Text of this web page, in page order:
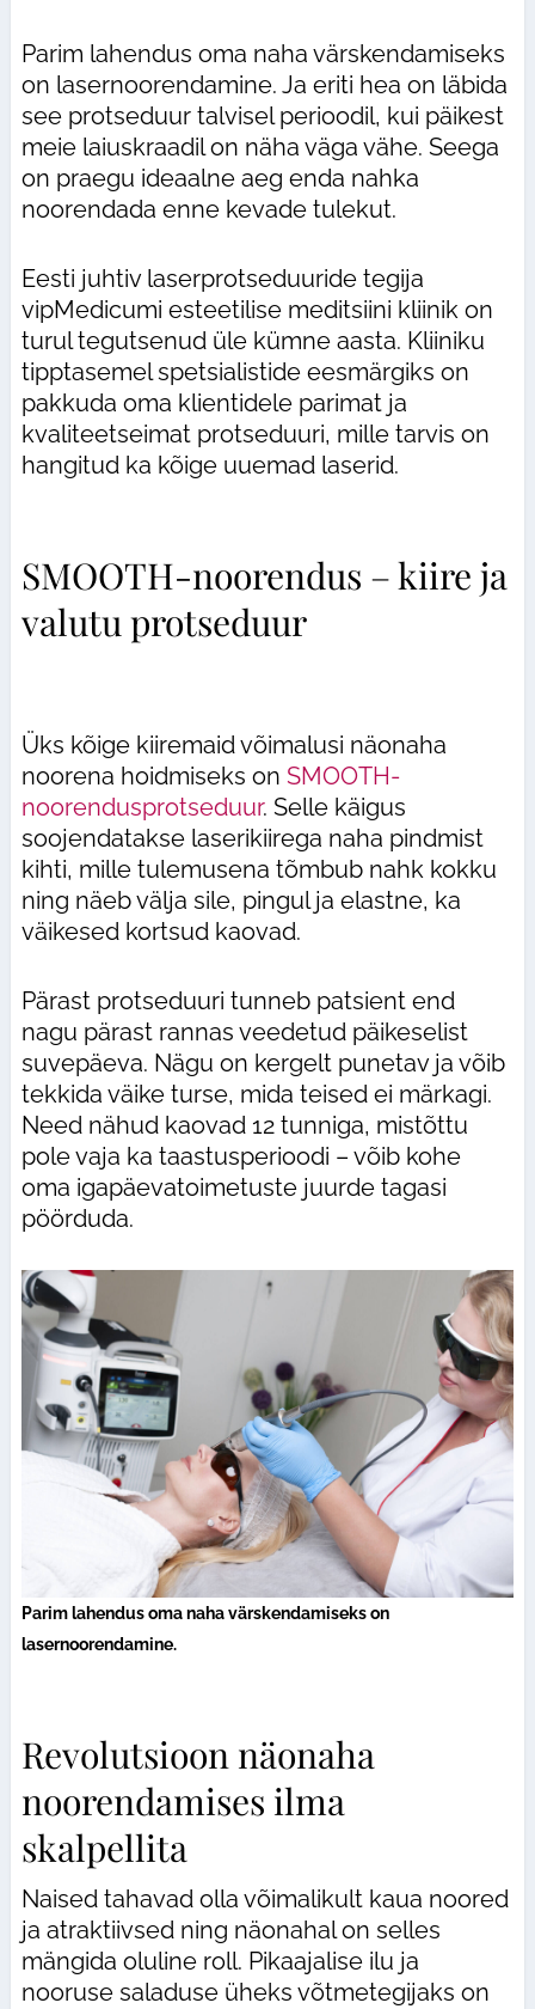
Parim lahendus oma naha värskendamiseks
on lasernoorendamine. Ja eriti hea on läbida
see protseduur talvisel perioodil, kui päikest
meie laiuskraadil on näha väga vähe. Seega
on praegu ideaalne aeg enda nahka
noorendada enne kevade tulekut.
Eesti juhtiv laserprotseduuride tegija
vipMedicumi esteetilise meditsiini kliinik on
turul tegutsenud üle kümne aasta. Kliiniku
tipptasemel spetsialistide eesmärgiks on
pakkuda oma klientidele parimat ja
kvaliteetseimat protseduuri, mille tarvis on
hangitud ka kõige uuemad laserid.
SMOOTH-noorendus – kiire ja
valutu protseduur
Üks kõige kiiremaid võimalusi näonaha
noorena hoidmiseks on SMOOTH-
noorendusprotseduur. Selle käigus
soojendatakse laserikiirega naha pindmist
kihti, mille tulemusena tõmbub nahk kokku
ning näeb välja sile, pingul ja elastne, ka
väikesed kortsud kaovad.
Pärast protseduuri tunneb patsient end
nagu pärast rannas veedetud päikeselist
suvepäeva. Nägu on kergelt punetav ja võib
tekkida väike turse, mida teised ei märkagi.
Need nähud kaovad 12 tunniga, mistõttu
pole vaja ka taastusperioodi – võib kohe
oma igapäevatoimetuste juurde tagasi
pöörduda.
Parim lahendus oma naha värskendamiseks on
lasernoorendamine.
Revolutsioon näonaha
noorendamises ilma
skalpellita
Naised tahavad olla võimalikult kaua noored
ja atraktiivsed ning näonahal on selles
mängida oluline roll. Pikaajalise ilu ja
nooruse saladuse üheks võtmetegijaks on